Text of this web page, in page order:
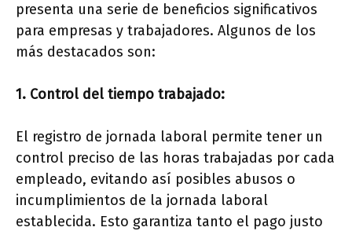
presenta una serie de beneficios significativos
para empresas y trabajadores. Algunos de los
más destacados son:
1. Control del tiempo trabajado:
El registro de jornada laboral permite tener un
control preciso de las horas trabajadas por cada
empleado, evitando así posibles abusos o
incumplimientos de la jornada laboral
establecida. Esto garantiza tanto el pago justo